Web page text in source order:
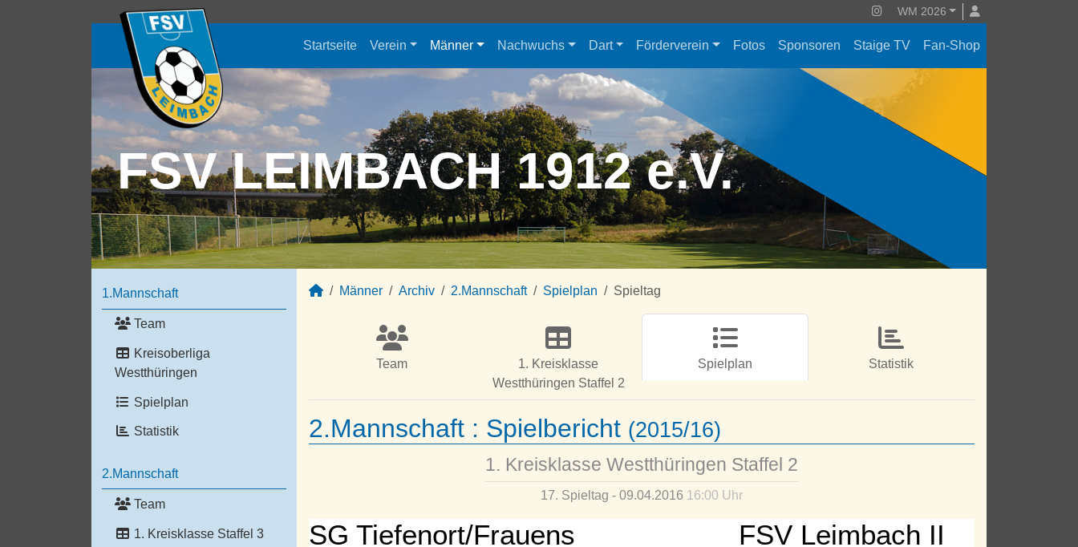
WM 2026
Startseite Verein Männer Nachwuchs Dart Förderverein Fotos Sponsoren Staige TV Fan-Shop
FSV LEIMBACH 1912 e.V.
1.Mannschaft
Team
Kreisoberliga
Westthüringen
Spielplan
Statistik
2.Mannschaft
Team
1. Kreisklasse Staffel 3
Männer Archiv 2.Mannschaft Spielplan Spieltag
Team
1. Kreisklasse
Westthüringen Staffel 2
Spielplan Statistik
2.Mannschaft : Spielbericht (2015/16)
1. Kreisklasse Westthüringen Staffel 2
17. Spieltag - 09.04.2016 16:00 Uhr
SG Tiefenort/Frauens
FSV Leimbach II